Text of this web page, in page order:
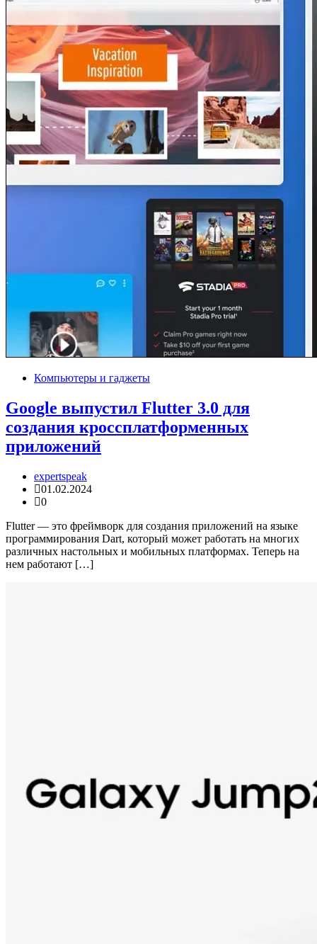
Компьютеры и гаджеты
Google выпустил Flutter 3.0 для
создания кроссплатформенных
приложений
expertspeak
01.02.2024
0
Flutter — это фреймворк для создания приложений на языке
программирования Dart, который может работать на многих
различных настольных и мобильных платформах. Теперь на
нем работают […]